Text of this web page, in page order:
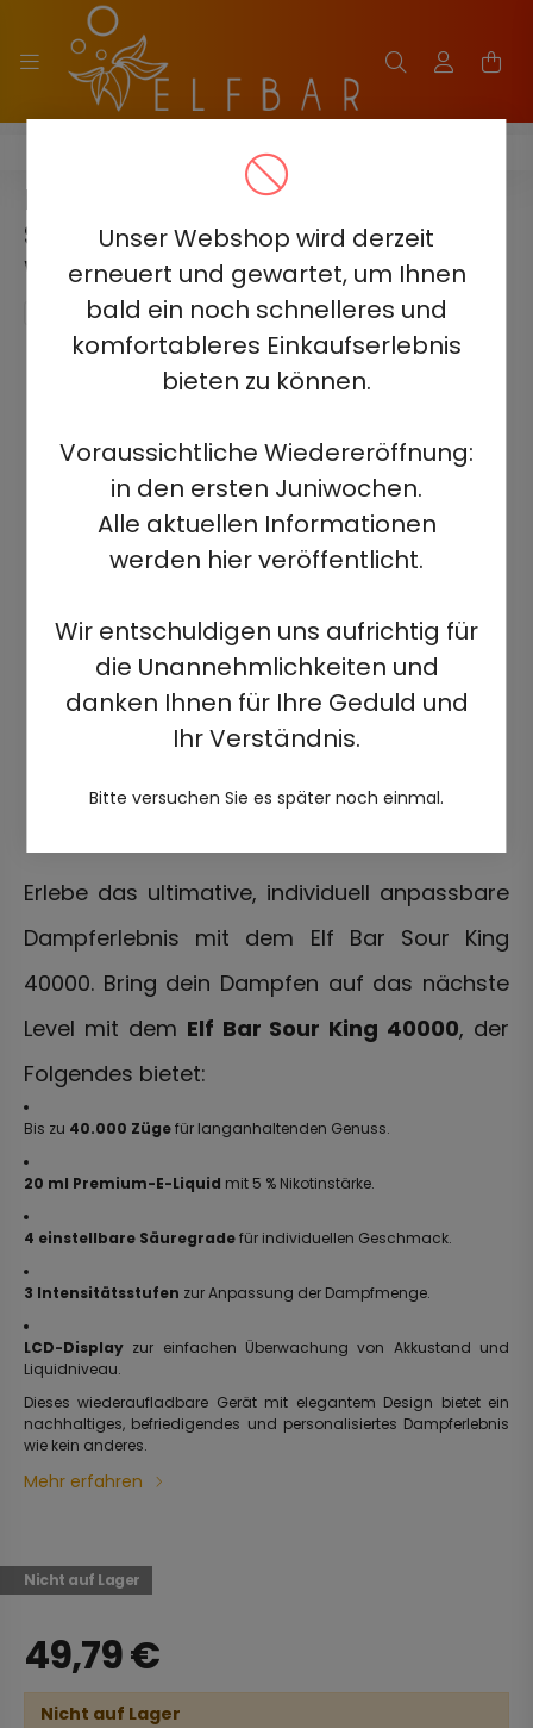
Unser Webshop wird derzeit
erneuert und gewartet, um Ihnen
bald ein noch schnelleres und
komfortableres Einkaufserlebnis
bieten zu können.
Voraussichtliche Wiedereröffnung:
in den ersten Juniwochen.
Alle aktuellen Informationen
werden hier veröffentlicht.
Wir entschuldigen uns aufrichtig für
die Unannehmlichkeiten und
danken Ihnen für Ihre Geduld und
Ihr Verständnis.
Bitte versuchen Sie es später noch einmal.
ELF BAR SOUR KING 40000
ELF BAR SOUR KING 40000 -
SAURE DREIFACHBEERE 5% -
WIEDERAUFLADBAR
Erlebe das ultimative, individuell anpassbare
Dampferlebnis mit dem Elf Bar Sour King
40000. Bring dein Dampfen auf das nächste
Level mit dem Elf Bar Sour King 40000, der
Folgendes bietet:
Bis zu 40.000 Zügefür langanhaltenden Genuss.
20 ml Premium-E-Liquid mit 5 % Nikotinstärke.
4 einstellbare Säuregradefür individuellen Geschmack.
3 Intensitätsstufen zur Anpassung der Dampfmenge.
LCD-Display zur einfachen Überwachung von Akkustand und
Liquidniveau.
Dieses wiederaufladbare Gerät mit elegantem Design bietet ein
nachhaltiges, befriedigendes und personalisiertes Dampferlebnis
wie kein anderes.
Mehr erfahren
Nicht auf Lager
49,79€
Nicht auf Lager